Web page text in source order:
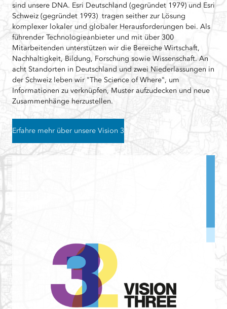
sind unsere DNA. Esri Deutschland (gegründet 1979) und Esri
Schweiz (gegründet 1993) tragen seither zur Lösung
komplexer lokaler und globaler Herausforderungen bei. Als
führender Technologieanbieter und mit über 300
Mitarbeitenden unterstützen wir die Bereiche Wirtschaft,
Nachhaltigkeit, Bildung, Forschung sowie Wissenschaft. An
acht Standorten in Deutschland und zwei Niederlassungen in
der Schweiz leben wir "The Science of Where", um
Informationen zu verknüpfen, Muster aufzudecken und neue
Zusammenhänge herzustellen.
Erfahre mehr über unsere Vision 3